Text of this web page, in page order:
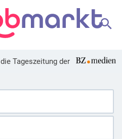
die Tageszeitung der